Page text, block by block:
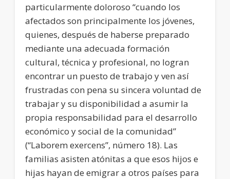
particularmente doloroso “cuando los
afectados son principalmente los jóvenes,
quienes, después de haberse preparado
mediante una adecuada formación
cultural, técnica y profesional, no logran
encontrar un puesto de trabajo y ven así
frustradas con pena su sincera voluntad de
trabajar y su disponibilidad a asumir la
propia responsabilidad para el desarrollo
económico y social de la comunidad”
(“Laborem exercens”, número 18). Las
familias asisten atónitas a que esos hijos e
hijas hayan de emigrar a otros países para